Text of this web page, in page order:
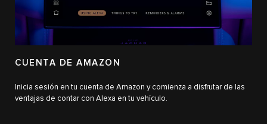
CUENTA DE AMAZON
Inicia sesión en tu cuenta de Amazon y comienza a disfrutar de las
ventajas de contar con Alexa en tu vehículo.